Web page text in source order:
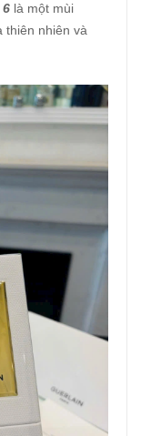
6 là một mùi
thiên nhiên và